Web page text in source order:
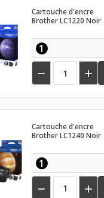
Cartouche d'encre
Brother LC1220 Noir
1
 
Cartouche d'encre
Brother LC1240 Noir
1
 